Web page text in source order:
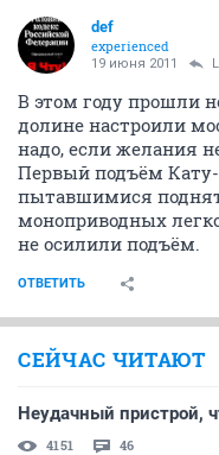
def
experienced
19 июня 2011
В этом году прошли
долине настроили
надо, если желания
Первый подъём
пытавшимися
моноприводных
не осилили подъём.
ОТВЕТИТЬ
СЕЙЧАС ЧИТАЮТ
Неудачный пристрой,
4151 46